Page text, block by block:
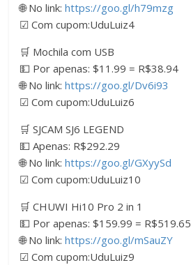
🌐 No link:https://goo.gl/h79mzg
☑ Com cupom:UduLuiz4
🛒 Mochila com USB
💵 Por apenas: $11.99 = R$38.94
🌐 No link:https://goo.gl/Dv6i93
☑ Com cupom:UduLuiz6
🛒 SJCAM SJ6 LEGEND
💵 Apenas: R$292.29
🌐 No link:https://goo.gl/GXyySd
☑ Com cupom:UduLuiz10
🛒 CHUWI Hi10 Pro 2 in 1
💵 Por apenas: $159.99 = R$519.65
🌐 No link:https://goo.gl/mSauZY
☑ Com cupom:UduLuiz9